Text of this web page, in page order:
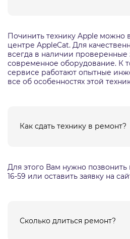
Починить технику Apple
центре AppleCat. Для
всегда в наличии проверенные
современное оборудование. К
сервисе работают опытные
все об особенностях этой
Как сдать технику в ремонт?
Для этого Вам нужно позвонить
16-59 или оставить заявку на
Сколько длиться ремонт?